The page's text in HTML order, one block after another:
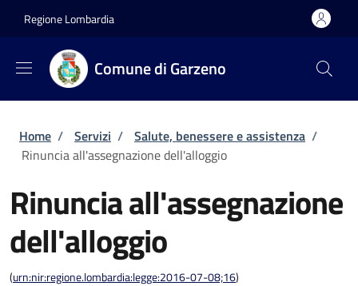
Regione Lombardia
Comune di Garzeno
Briciole di pane
Home / Servizi / Salute, benessere e assistenza /
Rinuncia all'assegnazione dell'alloggio
Rinuncia all'assegnazione
dell'alloggio
(urn:nir:regione.lombardia:legge:2016-07-08;16)